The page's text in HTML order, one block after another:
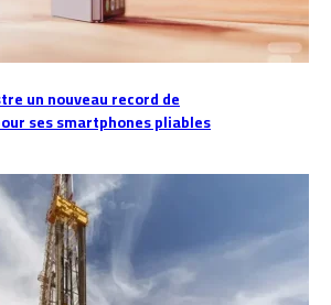
un nouveau record de
ses smartphones pliables